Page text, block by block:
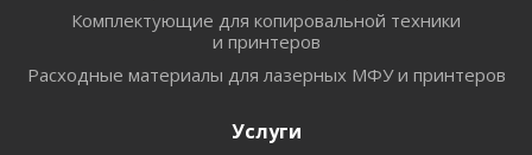
Комплектующие для копировальной техники
и принтеров
Расходные материалы для лазерных МФУ и принтеров
Услуги